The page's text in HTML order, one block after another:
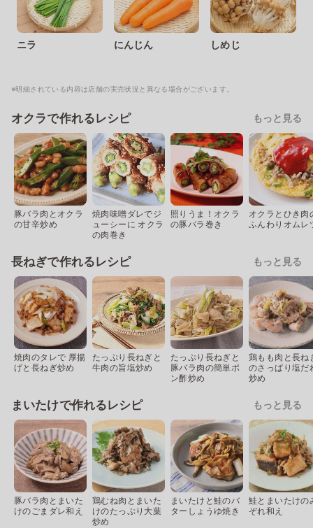
ニラ にんじん しめじ
※明細されている内容は店舗の実売状況と異なる場合がございます。
オクラで作れるレシピ もっと見る
豚バラ肉とオクラ
の甘辛炒め
焼肉味噌ダレでジ
ューシーに オクラ
の肉巻き
照りうま！オクラ
の豚バラ巻き
オクラとひき肉
ふんわりオムレ
長ねぎで作れるレシピ もっと見る
焼肉のタレで 厚揚
げと長ねぎ炒め
たっぷり長ねぎと
牛肉の旨塩炒め
たっぷり長ねぎと
豚バラ肉の簡単ポ
ン酢炒め
鶏もも肉と長ね
のさっぱり塩だ
炒め
まいたけで作れるレシピ もっと見る
豚バラ肉とまいた
けのごまダレ和え
鶏むね肉とまいた
けのたっぷり大葉
炒め
まいたけと鮭のバ
ターしょうゆ焼き
鮭とまいたけの
ぞれ和え